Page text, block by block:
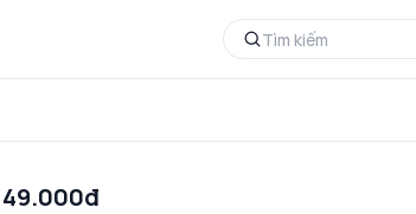
49.000đ